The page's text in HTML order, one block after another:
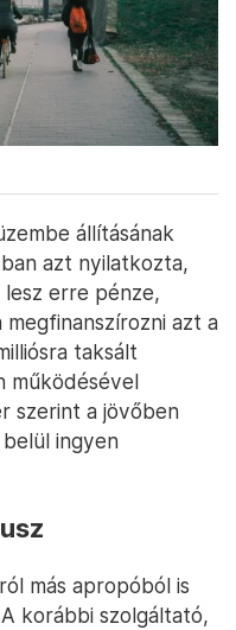
állításának
azt nyilatkozta,
lesz erre pénze,
azt a
taksált
működésével
szerint a jövőben
ingyen
más apropóból is
korábbi szolgáltató,